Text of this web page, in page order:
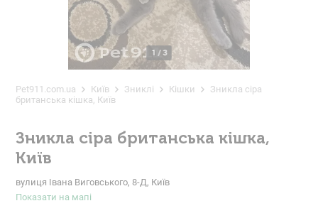
1 / 3
Pet911.com.ua Київ Зниклі Кішки
Зникла сіра
британська кішка, Київ
Зникла сіра британська кішка,
Київ
вулиця Івана Виговського, 8-Д, Київ
Показати на мапі